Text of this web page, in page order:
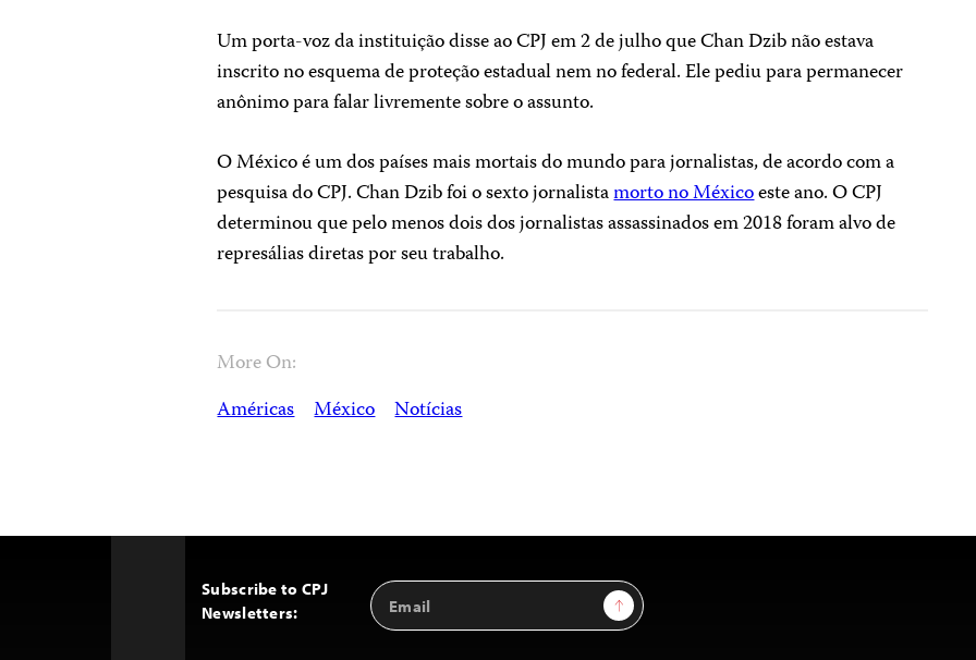
Um porta-voz da instituição disse ao CPJ em 2 de julho que Chan Dzib não estava
inscrito no esquema de proteção estadual nem no federal. Ele pediu para permanecer
anônimo para falar livremente sobre o assunto.
O México é um dos países mais mortais do mundo para jornalistas, de acordo com a
pesquisa do CPJ. Chan Dzib foi o sexto jornalistamorto no Méxicoeste ano. O CPJ
determinou que pelo menos dois dos jornalistas assassinados em 2018 foram alvo de
represálias diretas por seu trabalho.
More On:
Américas México Notícias
Subscribe to CPJ
Newsletters:
Email
Address
Sign Up